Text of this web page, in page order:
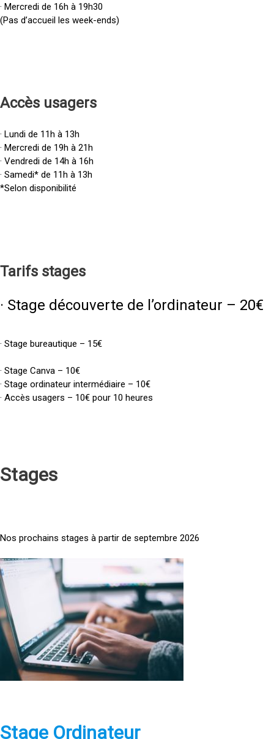
· Mercredi de 16h à 19h30
(Pas d’accueil les week-ends)
Accès usagers
· Lundi de 11h à 13h
· Mercredi de 19h à 21h
· Vendredi de 14h à 16h
· Samedi* de 11h à 13h
*Selon disponibilité
Tarifs stages
· Stage découverte de l’ordinateur – 20€
· Stage bureautique – 15€
· Stage Canva – 10€
· Stage ordinateur intermédiaire – 10€
· Accès usagers – 10€ pour 10 heures
Stages
Nos prochains stages à partir de septembre 2026
<
a
h
e
f
pStage Ordinateur